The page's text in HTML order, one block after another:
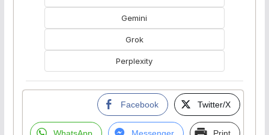
Gemini
Grok
Perplexity
Facebook Twitter/X